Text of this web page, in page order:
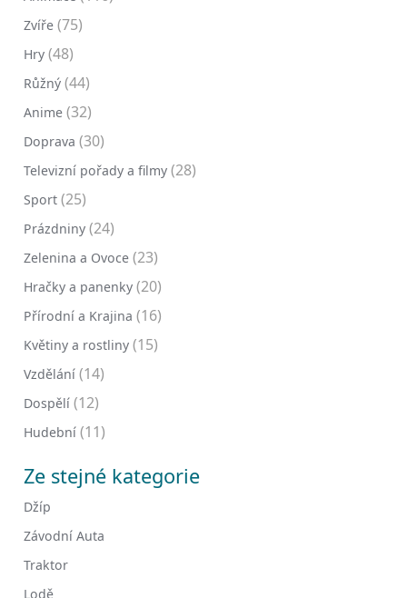
Zvíře (75)
Hry (48)
Růžný (44)
Anime (32)
Doprava (30)
Televizní pořady a filmy (28)
Sport (25)
Prázdniny (24)
Zelenina a Ovoce (23)
Hračky a panenky (20)
Přírodní a Krajina (16)
Květiny a rostliny (15)
Vzdělání (14)
Dospělí (12)
Hudební (11)
Ze stejné kategorie
Džíp
Závodní Auta
Traktor
Lodě